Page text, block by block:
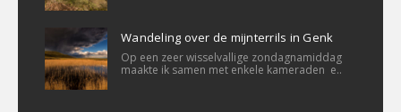
Wandeling over de mijnterrils in Genk
Op een zeer wisselvallige zondagnamiddag
maakte ik samen met enkele kameraden e..